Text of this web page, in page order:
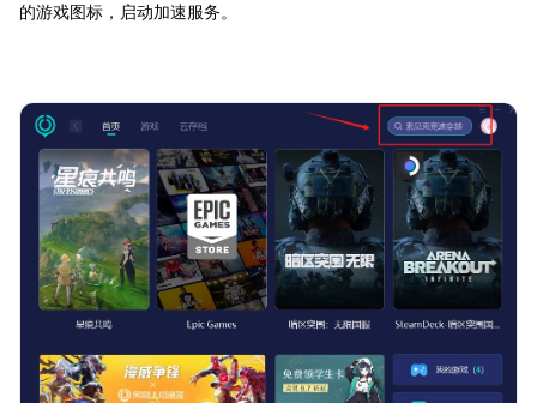
的游戏图标，启动加速服务。